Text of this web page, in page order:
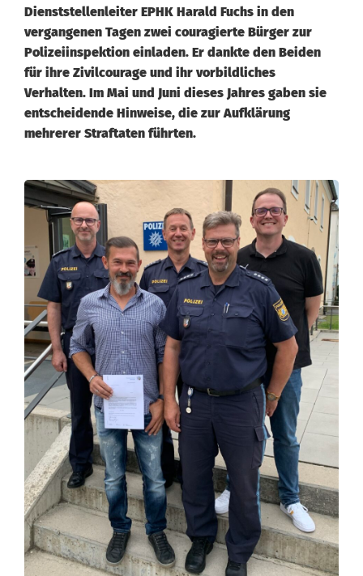
Dienststellenleiter EPHK Harald Fuchs in den
vergangenen Tagen zwei couragierte Bürger zur
Polizeiinspektion einladen. Er dankte den Beiden
für ihre Zivilcourage und ihr vorbildliches
Verhalten. Im Mai und Juni dieses Jahres gaben sie
entscheidende Hinweise, die zur Aufklärung
mehrerer Straftaten führten.
V
r
i
l
d
l
i
c
h
e
s